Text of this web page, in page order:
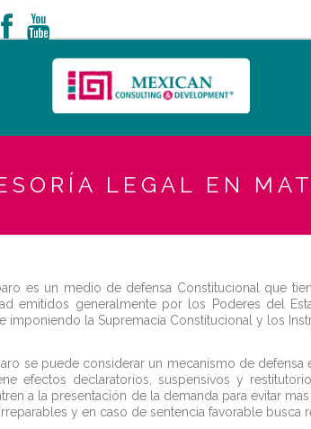
LEGAL EN
es un medio de defensa Constitucional que
emitidos generalmente por los Poderes del
imponiendo la Supremacía Constitucional y los
se puede considerar un mecanismo de
efectos declaratorios, suspensivos y
a la presentación de la demanda para evitar
y en caso de sentencia favorable busca